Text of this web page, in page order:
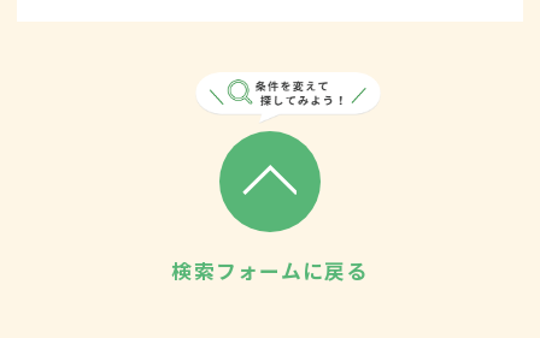
検索フォームに戻る